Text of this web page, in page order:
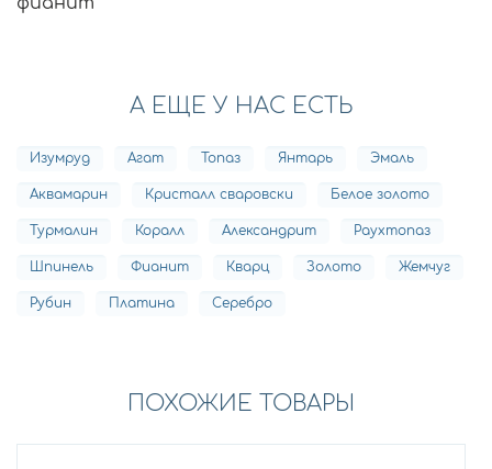
А ЕЩЕ У НАС ЕСТЬ
Изумруд Агат Топаз Янтарь Эмаль
Аквамарин Кристалл сваровски Белое золото
Турмалин Коралл Александрит Раухтопаз
Шпинель Фианит Кварц Золото Жемчуг
Рубин Платина Серебро
ПОХОЖИЕ ТОВАРЫ